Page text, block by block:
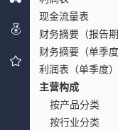
现金流量表
财务摘要（报告期
财务摘要（单季度
利润表（单季度）
主营构成
按产品分类
按行业分类